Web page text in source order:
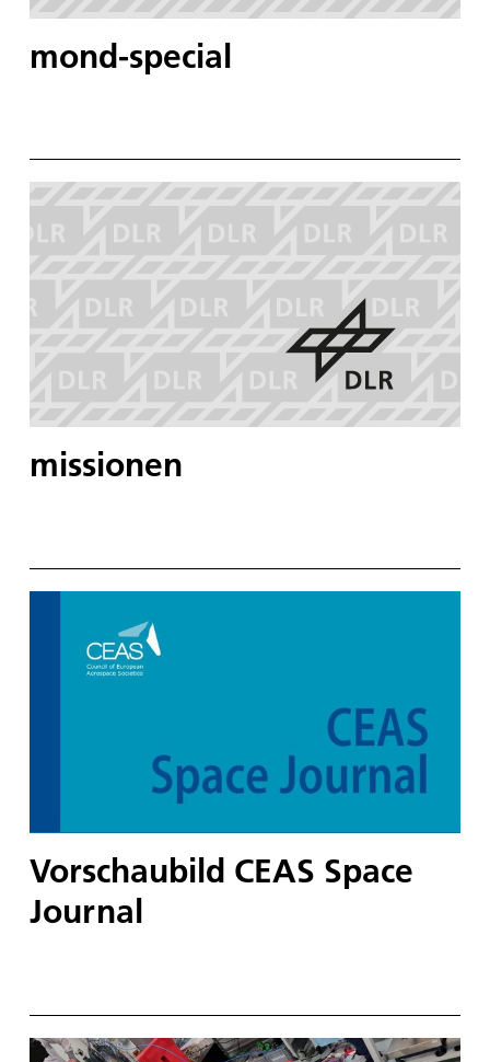
mond-special
missionen
Vorschaubild CEAS Space
Journal